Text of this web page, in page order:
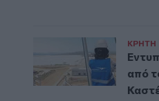
ΚΡΗΤΗ
από